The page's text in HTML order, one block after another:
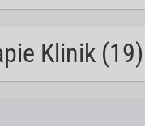
Klinik (19)